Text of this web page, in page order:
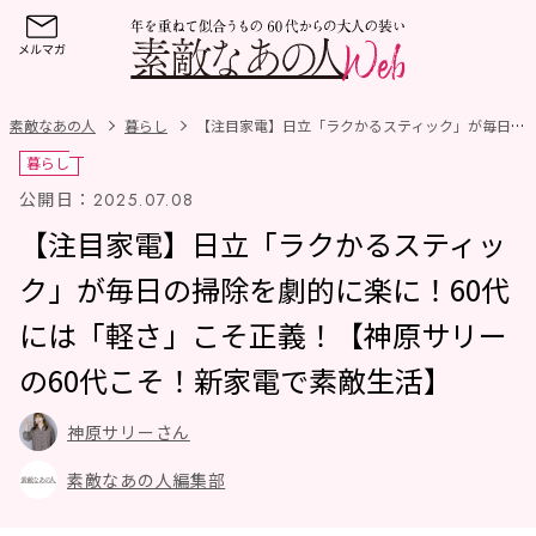
素敵なあの人 暮らし
【注目家電】日立「ラクかるスティック」が毎日の掃除を劇的に楽に！60代には「軽さ」こそ正義！【神原サリーの60代こそ！新家電で素敵生活】
暮らし
公開日： 2025.07.08
【注目家電】日立「ラクかるスティッ
ク」が毎日の掃除を劇的に楽に！60代
には「軽さ」こそ正義！【神原サリー
の60代こそ！新家電で素敵生活】
神原サリーさん
素敵なあの人編集部